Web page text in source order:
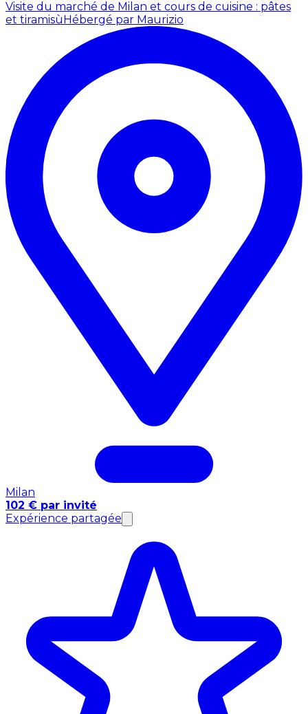
Visite du marché de Milan et cours de cuisine : pâtes
et tiramisùHébergé par Maurizio
Milan
102 € par invité
Expérience partagée